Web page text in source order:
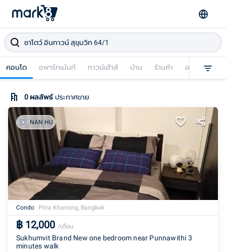
คอนโด อพาร์ทเม้นท์ ทาวน์เฮ้าส์ บ้าน ร้านค้า อาคารพาณิช
0ผลลัพธ์ ประกาศขาย
NAN HU
Condo Phra Khanong, Bangkok
฿ 12,000 /เดือน
Sukhumvit Brand New one bedroom near Punnawithi 3
minutes walk